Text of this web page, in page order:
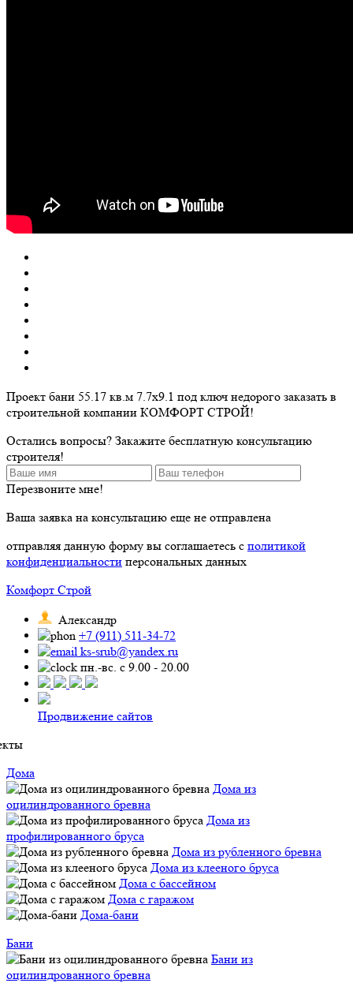
Проект бани 55.17 кв.м 7.7х9.1 под ключ недорого заказать в
строительной компании КОМФОРТ СТРОЙ!
Остались вопросы? Закажите бесплатную консультацию
строителя!
Перезвоните мне!
Ваша заявка на консультацию еще не отправлена
отправляя данную форму вы соглашаетесь с политикой
конфиденциальности персональных данных
Комфорт Строй
Александр
+7 (911) 511-34-72
ks-srub@yandex.ru
пн.-вс. с 9.00 - 20.00
Продвижение сайтов
Дома
Дома из
оцилиндрованного бревна
Дома из
профилированного бруса
Дома из рубленного бревна
Дома из клееного бруса
Дома с бассейном
Дома с гаражом
Дома-бани
Бани
Бани из
оцилиндрованного бревна